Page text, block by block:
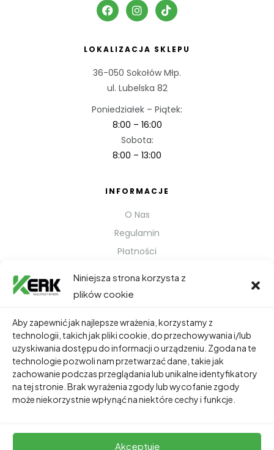
Niniejsza strona korzysta z
plików cookie
Aby zapewnić jak najlepsze wrażenia, korzystamy z
technologii, takich jak pliki cookie, do przechowywania i/lub
uzyskiwania dostępu do informacji o urządzeniu. Zgoda na te
technologie pozwoli nam przetwarzać dane, takie jak
zachowanie podczas przeglądania lub unikalne identyfikatory
na tej stronie. Brak wyrażenia zgody lub wycofanie zgody
może niekorzystnie wpłynąć na niektóre cechy i funkcje.
Akceptuję
LOKALIZACJA SKLEPU
36-050 Sokołów Młp.
ul. Lubelska 82
Poniedziałek – Piątek:
8:00 – 16:00
Sobota:
8:00 – 13:00
INFORMACJE
O Nas
Regulamin
Płatności
TWOJE KONTO
Dane Osobowe
Zamówienia
Adresy